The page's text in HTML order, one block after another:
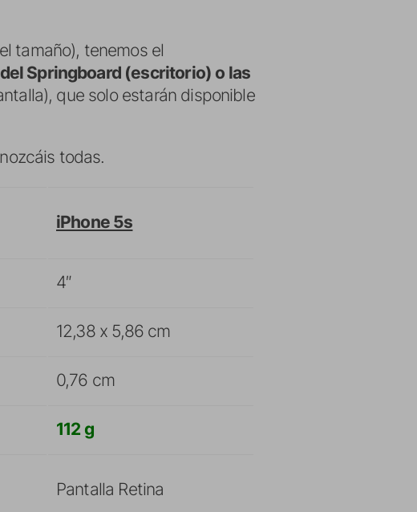
tamaño), tenemos el
Springboard (escritorio) o las
que solo estarán disponible
todas.
iPhone 5s
4″
12,38 x 5,86 cm
0,76 cm
112 g
Pantalla Retina